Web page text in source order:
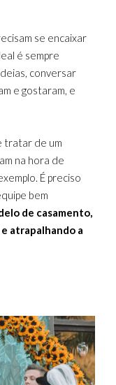
se encaixar
é sempre
conversar
e gostaram, e
tratar de um
na hora de
É preciso
bem
de casamento,
atrapalhando a